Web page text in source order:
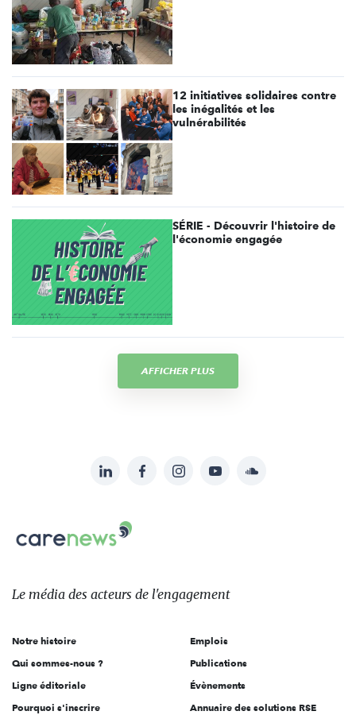
12 initiatives solidaires contre
les inégalités et les
vulnérabilités
SÉRIE - Découvrir l'histoire de
l'économie engagée
AFFICHER PLUS
sur:
LinkedInFacebookInstagramYouTubeSoundcloud
Le
des
l'engagement
Le média des acteurs de l'engagement
Notre histoire
Qui sommes-nous ?
Ligne éditoriale
Pourquoi s'inscrire
Emplois
Publications
Évènements
Annuaire des solutions RSE